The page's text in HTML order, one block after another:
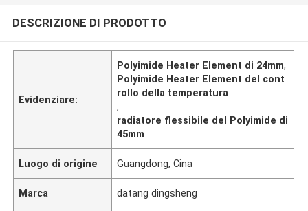
DESCRIZIONE DI PRODOTTO
Evidenziare:
Polyimide Heater Element di 24mm,
Polyimide Heater Element del cont
rollo della temperatura
,
radiatore flessibile del Polyimide di
45mm
Luogo di origine Guangdong, Cina
Marca datang dingsheng